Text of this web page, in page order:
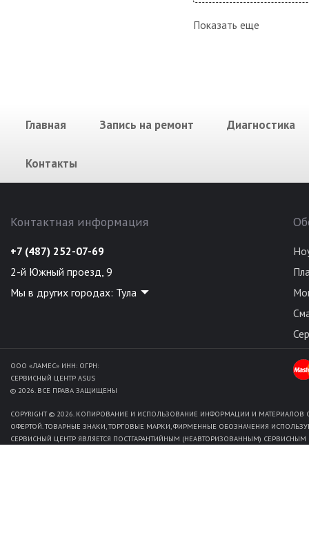
Показать еще
Главная Запись на ремонт Диагностика
Контакты
Контактная информация
+7 (487) 252-07-69
2-й Южный проезд, 9
Мы в других городах: Тула
ООО «ЛАМЕС» ИНН: ОГРН:
СЕРВИСНЫЙ ЦЕНТР ASUS
© 2026. ВСЕ ПРАВА ЗАЩИЩЕНЫ
COPYRIGHT © 2026. КОПИРОВАНИЕ И ИСПОЛЬЗОВАНИЕ ИНФОРМАЦИИ И
ОФЕРТОЙ. ТОВАРНЫЕ ЗНАКИ, ТОРГОВЫЕ МАРКИ, ФИРМЕННЫЕ ОБОЗНАЧЕНИЯ
СЕРВИСНЫЙ ЦЕНТР ЯВЛЯЕТСЯ ПОСТГАРАНТИЙНЫМ (НЕАВТОРИЗОВАННЫМ)